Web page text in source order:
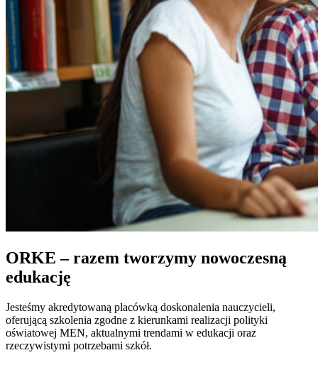
ORKE – razem tworzymy nowoczesną
edukację
Jesteśmy akredytowaną placówką doskonalenia nauczycieli,
oferującą szkolenia zgodne z kierunkami realizacji polityki
oświatowej MEN, aktualnymi trendami w edukacji oraz
rzeczywistymi potrzebami szkół.